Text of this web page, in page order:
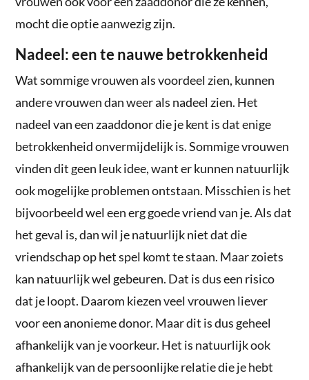
mocht die optie aanwezig zijn.
Nadeel: een te nauwe betrokkenheid
Wat sommige vrouwen als voordeel zien, kunnen
andere vrouwen dan weer als nadeel zien. Het
nadeel van een zaaddonor die je kent is dat enige
betrokkenheid onvermijdelijk is. Sommige vrouwen
vinden dit geen leuk idee, want er kunnen natuurlijk
ook mogelijke problemen ontstaan. Misschien is het
bijvoorbeeld wel een erg goede vriend van je. Als dat
het geval is, dan wil je natuurlijk niet dat die
vriendschap op het spel komt te staan. Maar zoiets
kan natuurlijk wel gebeuren. Dat is dus een risico
dat je loopt. Daarom kiezen veel vrouwen liever
voor een anonieme donor. Maar dit is dus geheel
afhankelijk van je voorkeur. Het is natuurlijk ook
afhankelijk van de persoonlijke relatie die je hebt